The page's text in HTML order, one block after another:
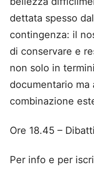
dettata spesso
contingenza: il
di conservare e
non solo in
documentario
combinazione
Ore 18.45 –
Per info e per